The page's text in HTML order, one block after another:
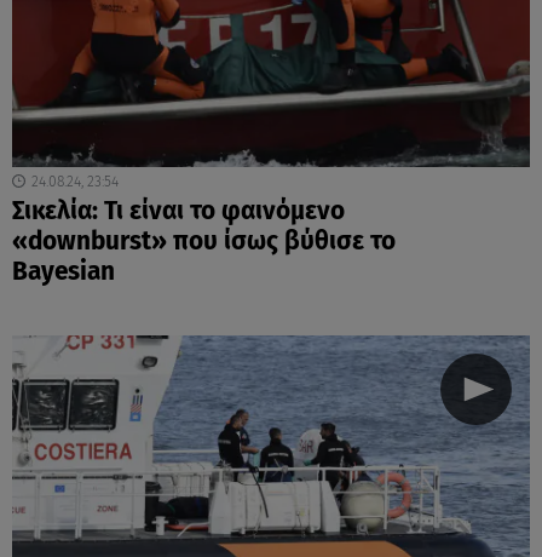
24.08.24, 23:54
Σικελία: Τι είναι το φαινόμενο
«downburst» που ίσως βύθισε το
Bayesian